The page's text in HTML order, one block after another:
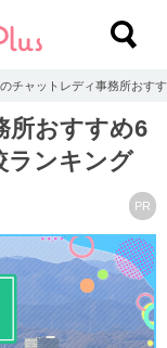
チャットレディ事務所おす
所おすすめ6
ランキング
PR